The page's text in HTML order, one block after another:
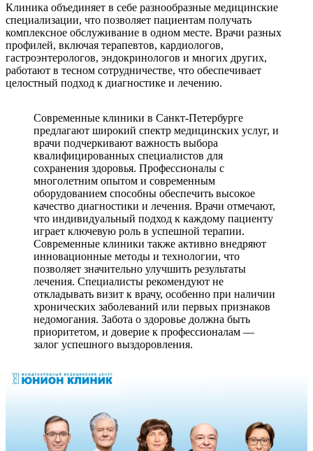
Клиника объединяет в себе разнообразные медицинские
специализации, что позволяет пациентам получать
комплексное обслуживание в одном месте. Врачи разных
профилей, включая терапевтов, кардиологов,
гастроэнтерологов, эндокринологов и многих других,
работают в тесном сотрудничестве, что обеспечивает
целостный подход к диагностике и лечению.
Современные клиники в Санкт-Петербурге
предлагают широкий спектр медицинских услуг, и
врачи подчеркивают важность выбора
квалифицированных специалистов для
сохранения здоровья. Профессионалы с
многолетним опытом и современным
оборудованием способны обеспечить высокое
качество диагностики и лечения. Врачи отмечают,
что индивидуальный подход к каждому пациенту
играет ключевую роль в успешной терапии.
Современные клиники также активно внедряют
инновационные методы и технологии, что
позволяет значительно улучшить результаты
лечения. Специалисты рекомендуют не
откладывать визит к врачу, особенно при наличии
хронических заболеваний или первых признаков
недомогания. Забота о здоровье должна быть
приоритетом, и доверие к профессионалам —
залог успешного выздоровления.